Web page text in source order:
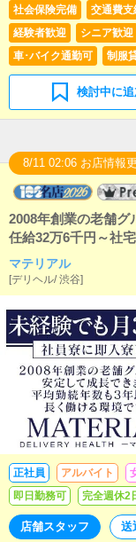
社会保険完備
交通費支
経験者歓迎
シニア歓迎
車･バイク通勤可
制服
検討中に追
8/11 02:06 お店情報
2008年創業の老舗グ
任給32万6千円～社
ーは日給1万5千円
ヘル上位の人気店で
ち着いてお仕事が出
社員ドライバー20代
代50代です！内勤、
ます！法人として長
い！
マテリアル
[デリヘル/渋谷]
正社員 アルバイト
即日勤務可
完全週休2
店舗スタッフ 送